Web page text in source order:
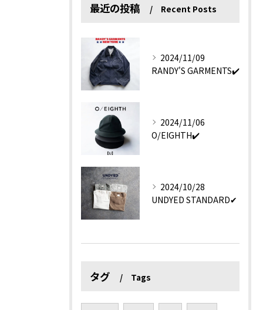
最近の投稿 Recent Posts
2024/11/09
RANDY'S GARMENTS✔️
2024/11/06
O/EIGHTH✔️
2024/10/28
UNDYED STANDARD✔︎
タグ Tags